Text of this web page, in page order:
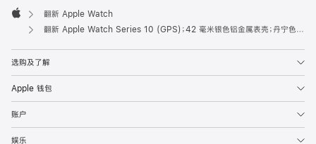
Apple
翻新 Apple Watch
翻新 Apple Watch Series 10 (GPS)；42 毫米银色铝金属表壳；丹宁色运动型表带 (M/L 号)
选购及了解
Apple 钱包
账户
娱乐